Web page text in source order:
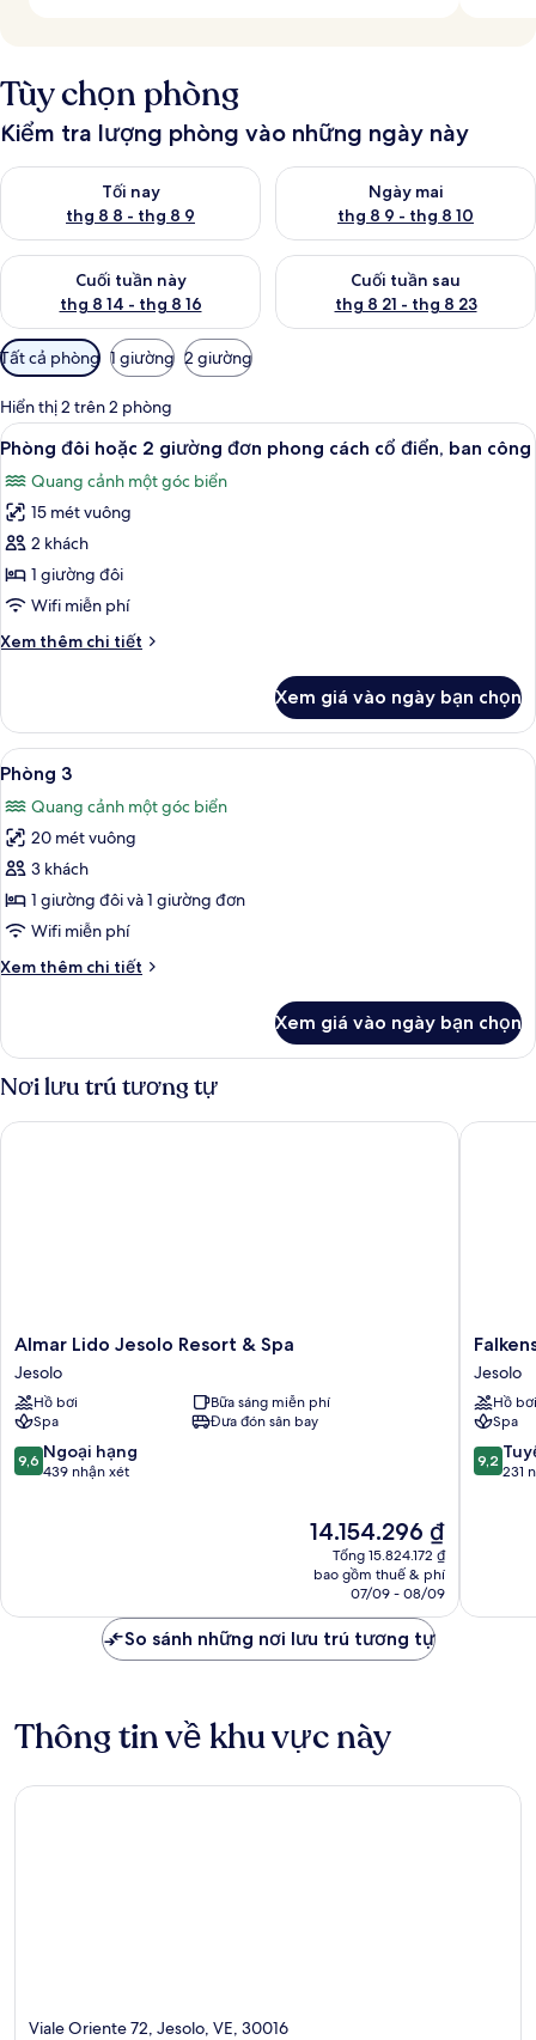
Tùy chọn phòng
Kiểm tra lượng phòng vào những ngày này
Tối nay
thg 8 8 - thg 8 9
Kiểm tra lượng phòng tối nay từ thg 8 8 - thg 8 9
Ngày mai
thg 8 9 - thg 8 10
Kiểm tra lượng phòng ngày
Cuối tuần này
thg 8 14 - thg 8 16
Kiểm tra lượng phòng cuối tuần này từ thg 8 14 - thg 8 16
Cuối tuần sau
thg 8 21 - thg 8 23
Kiểm tra lượng phòng cuối
Bộ
lọc
có
thể
dùng
để
lọc
tìm
phòng
Tất cả phòng 1 giường 2 giường
Hiển thị 2 trên 2 phòng
Xem
tất
cả
ảnh
Phòng
đôi
hoặc
giường
cách
cổ
điển,
ban
công
Minibar, két bảo mật tại phòng, bàn,
4
Phòng đôi hoặc 2 giường đơn phong cách cổ điển, ban công
Quang cảnh một góc biển
15 mét vuông
2 khách
1 giường đôi
Wifi miễn phí
Xem thêm chi tiết
Chi
Phòng
đôi
hoặc
giường
đơn
cách
cổ
điển,
ban
công
Xem giá vào ngày bạn chọn
Xem
tất
cả
ảnh
Phòng
3
Minibar, két bảo mật tại phòng, bàn,
8
Phòng 3
Quang cảnh một góc biển
20 mét vuông
3 khách
1 giường đôi và 1 giường đơn
Wifi miễn phí
Xem thêm chi tiết
Chi
Phòng
Xem giá vào ngày bạn chọn
Nơi lưu trú tương tự
Almar
Lido
Jesolo
Resort
&
Spa
Jesolo
Almar Lido Jesolo Resort & Spa
Jesolo
Hồ bơi
Bữa sáng miễn phí
Spa
Đưa đón sân bay
9.6
trên
9,6 Ngoại hạng
439 nhận xét
Giá
hiện
tại
14.154.296 ₫
14.154.296 ₫
Tổng 15.824.172 ₫
bao gồm thuế & phí
07/09 - 08/09
Almar Lido Jesolo Resort & Spa
Hotel
&
Spa
Jesolo
Jesolo
Jesolo
Hồ bơi
Spa
9.2
trên
9,2
231
So sánh những nơi lưu trú tương tự
Thông tin về khu vực này
Viale Oriente 72, Jesolo, VE, 30016